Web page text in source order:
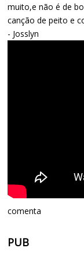
muito,e não é de
canção de peito e
- Josslyn
comenta
PUB